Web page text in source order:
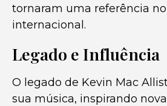
tornaram uma referência
internacional.
Legado e Influência
O legado de Kevin Mac
sua música, inspirando